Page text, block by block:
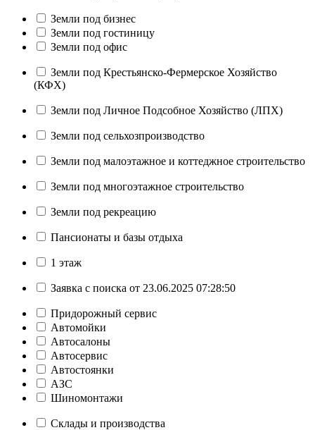
Земли под бизнес
Земли под гостиницу
Земли под офис
Земли под Крестьянско-Фермерское Хозяйство
(КФХ)
Земли под Личное Подсобное Хозяйство (ЛПХ)
Земли под сельхозпроизводство
Земли под малоэтажное и коттеджное строительство
Земли под многоэтажное строительство
Земли под рекреацию
Пансионаты и базы отдыха
1 этаж
Заявка с поиска от 23.06.2025 07:28:50
Придорожный сервис
Автомойки
Автосалоны
Автосервис
Автостоянки
АЗС
Шиномонтажи
Склады и производства